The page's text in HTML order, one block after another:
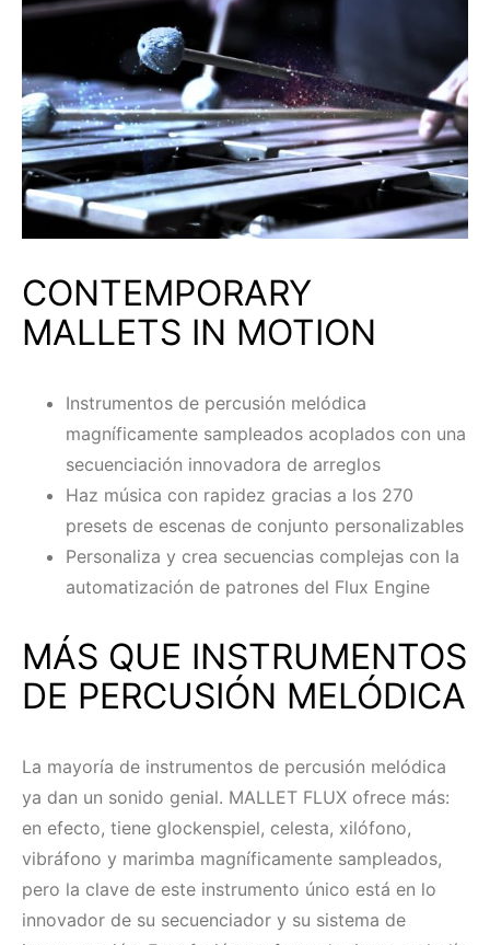
CONTEMPORARY
MALLETS IN MOTION
Instrumentos de percusión melódica
magníficamente sampleados acoplados con una
secuenciación innovadora de arreglos
Haz música con rapidez gracias a los 270
presets de escenas de conjunto personalizables
Personaliza y crea secuencias complejas con la
automatización de patrones del Flux Engine
MÁS QUE INSTRUMENTOS
DE PERCUSIÓN MELÓDICA
La mayoría de instrumentos de percusión melódica
ya dan un sonido genial. MALLET FLUX ofrece más:
en efecto, tiene glockenspiel, celesta, xilófono,
vibráfono y marimba magníficamente sampleados,
pero la clave de este instrumento único está en lo
innovador de su secuenciador y su sistema de